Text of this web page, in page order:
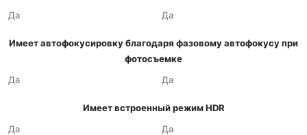
Да
Да
Имеет автофокусировку благодаря фазовому автофокусу при
фотосъемке
Да
Да
Имеет встроенный режим HDR
Да
Да